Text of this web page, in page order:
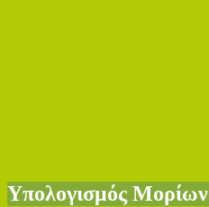
Υπολογισμός Μορίων